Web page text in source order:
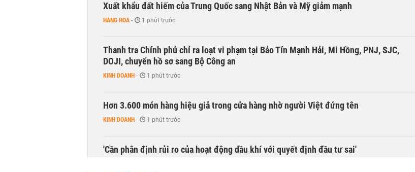
Xuất khẩu đất hiếm của Trung Quốc sang Nhật Bản và Mỹ giảm mạnh
HÀNG HÓA - 1 phút trước
Thanh tra Chính phủ chỉ ra loạt vi phạm tại Bảo Tín Mạnh Hải, Mi Hồng, PNJ, SJC,
DOJI, chuyển hồ sơ sang Bộ Công an
KINH DOANH - 1 phút trước
Hơn 3.600 món hàng hiệu giả trong cửa hàng nhờ người Việt đứng tên
KINH DOANH - 1 phút trước
'Cần phân định rủi ro của hoạt động dầu khí với quyết định đầu tư sai'